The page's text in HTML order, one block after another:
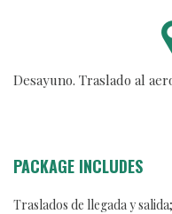
Desayuno. Traslado al
PACKAGE INCLUDES
Traslados de llegada y salida;